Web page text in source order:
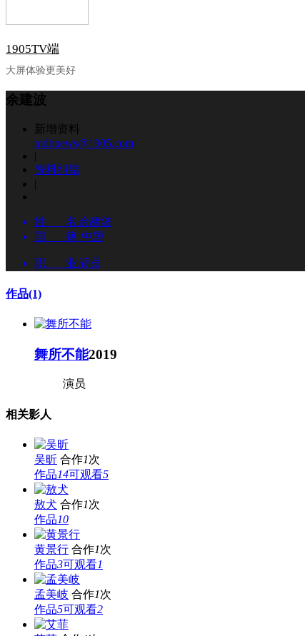
1905TV端
大屏体验更美好
余建波
新增资料
mdbnews@1905.com
|
资料纠错
|
姓 名余建波
国 籍 中国
职 业演员
作品(1)
舞所不能2019
演员
相关影人
吴昕 合作1次
作品14可观看5
敖犬 合作1次
作品10
黄景行 合作1次
作品3可观看1
孟美岐 合作1次
作品5可观看2